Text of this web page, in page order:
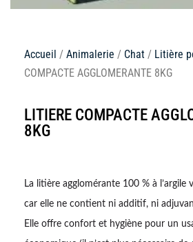
Accueil / Animalerie / Chat / Litière
COMPACTE AGGLOMERANTE 8KG
LITIERE COMPACTE
8KG
La litière agglomérante 100 % à l’argile
car elle ne contient ni additif, ni
Elle offre confort et hygiène pour un